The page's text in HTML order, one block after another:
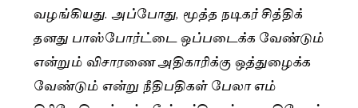
வழங்கியது. அப்போது, மூத்த நடிகர் சித்திக்
தனது பாஸ்போர்ட்டை ஒப்படைக்க வேண்டும்
என்றும் விசாரணை அதிகாரிக்கு ஒத்துழைக்க
வேண்டும் என்று நீதிபதிகள் பேலா எம்